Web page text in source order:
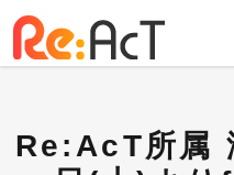
Re:AcT所属